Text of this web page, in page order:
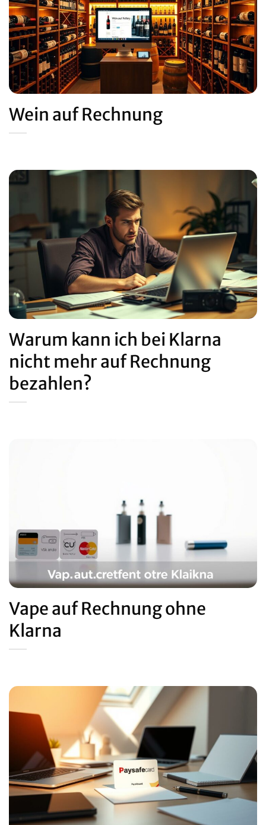
Wein auf Rechnung
Warum kann ich bei Klarna
nicht mehr auf Rechnung
bezahlen?
Vape auf Rechnung ohne
Klarna